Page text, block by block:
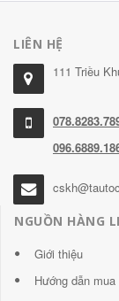
LIÊN HỆ
111 Triều
NGUỒN HÀNG
Giới thiệu
Hướng dẫn mua